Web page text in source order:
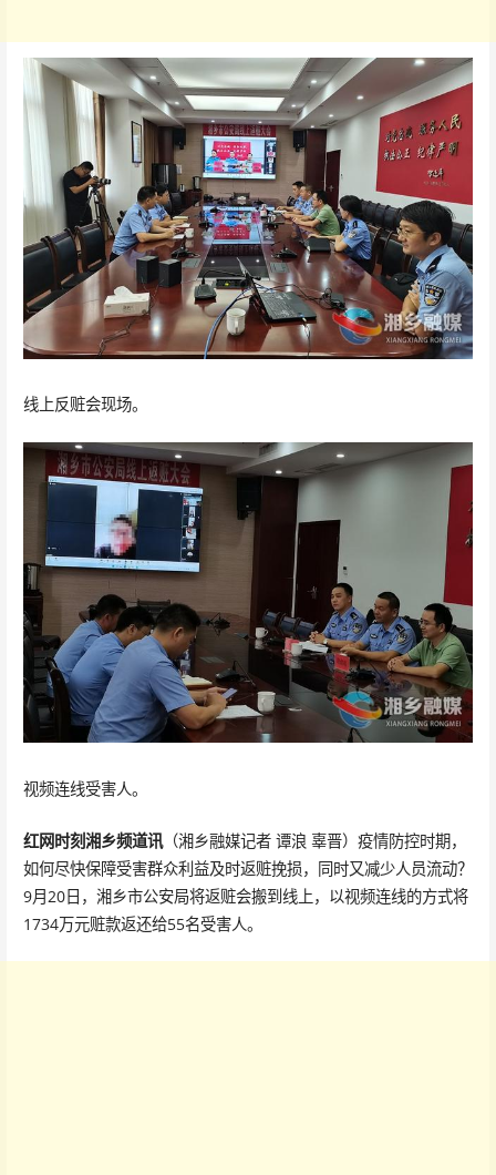
线上反赃会现场。
视频连线受害人。
红网时刻湘乡频道讯（湘乡融媒记者 谭浪 辜晋）疫情防控时期，
如何尽快保障受害群众利益及时返赃挽损，同时又减少人员流动？
9月20日，湘乡市公安局将返赃会搬到线上，以视频连线的方式将
1734万元赃款返还给55名受害人。